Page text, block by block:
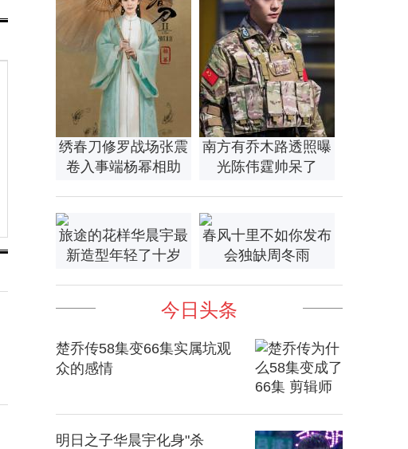
绣春刀修罗战场张震
卷入事端杨幂相助
南方有乔木路透照曝
光陈伟霆帅呆了
旅途的花样华晨宇最
新造型年轻了十岁
春风十里不如你发布
会独缺周冬雨
今日头条
楚乔传58集变66集实属坑观
众的感情
明日之子华晨宇化身"杀